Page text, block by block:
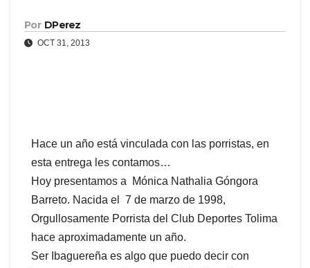
Por DPerez
OCT 31, 2013
Hace un año está vinculada con las porristas, en
esta entrega les contamos…
Hoy presentamos a Mónica Nathalia Góngora
Barreto. Nacida el 7 de marzo de 1998,
Orgullosamente Porrista del Club Deportes Tolima
hace aproximadamente un año.
Ser Ibaguereña es algo que puedo decir con